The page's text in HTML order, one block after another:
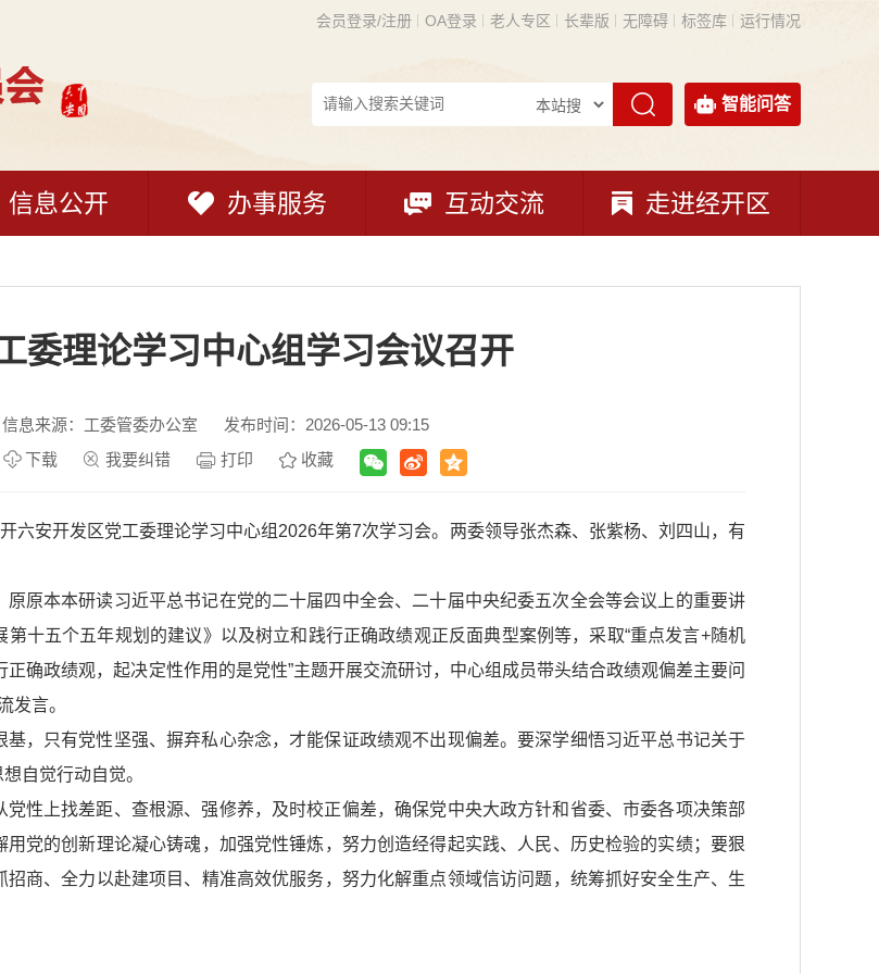
会员登录/注册 OA登录 老人专区 长辈版 无障碍 标签库 运行情况
智能问答
信息公开 办事服务 互动交流 走进经开区
委理论学习中心组学习会议召开
信息来源：工委管委办公室
发布时间：2026-05-13 09:15
下载 我要纠错 打印 收藏
六安开发区党工委理论学习中心组2026年第7次学习会。两委领导张杰森、张紫杨、刘四山，有
原本本研读习近平总书记在党的二十届四中全会、二十届中央纪委五次全会等会议上的重要讲
十五个五年规划的建议》以及树立和践行正确政绩观正反面典型案例等，采取“重点发言+随机
正确政绩观，起决定性作用的是党性”主题开展交流研讨，中心组成员带头结合政绩观偏差主要问
发言。
，只有党性坚强、摒弃私心杂念，才能保证政绩观不出现偏差。要深学细悟习近平总书记关于
自觉行动自觉。
性上找差距、查根源、强修养，及时校正偏差，确保党中央大政方针和省委、市委各项决策部
党的创新理论凝心铸魂，加强党性锤炼，努力创造经得起实践、人民、历史检验的实绩；要狠
商、全力以赴建项目、精准高效优服务，努力化解重点领域信访问题，统筹抓好安全生产、生